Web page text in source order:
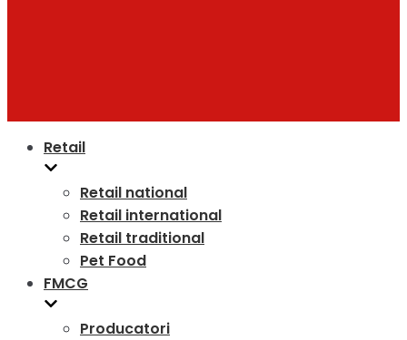
Retail
Retail national
Retail international
Retail traditional
Pet Food
FMCG
Producatori